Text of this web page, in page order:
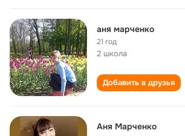
аня марченко
21 год
2 школа
Добавить в друзья
Аня Марченко